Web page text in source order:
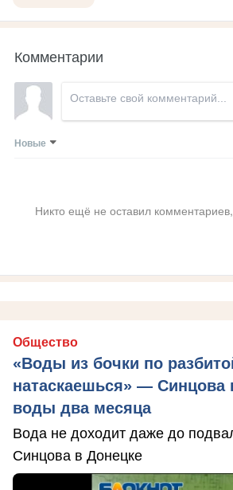
Комментарии
Новые
Никто ещё не оставил
Общество
«Воды из бочки по
натаскаешься» — Синцова
воды два месяца
Вода не доходит даже до
Синцова в Донецке